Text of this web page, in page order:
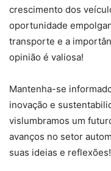
crescimento dos
oportunidade
transporte e a
opinião é valiosa!
Mantenha-se
inovação e
vislumbramos um
avanços no setor
suas ideias e reflexões!